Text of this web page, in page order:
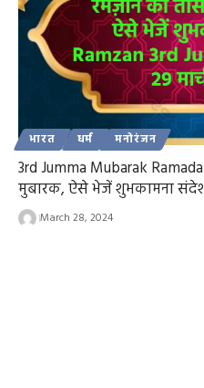
भारत धर्म मनोरंजन
3rd Jumma Mubarak
मुबारक, ऐसे भेजें शुभकामना
March 28, 2024